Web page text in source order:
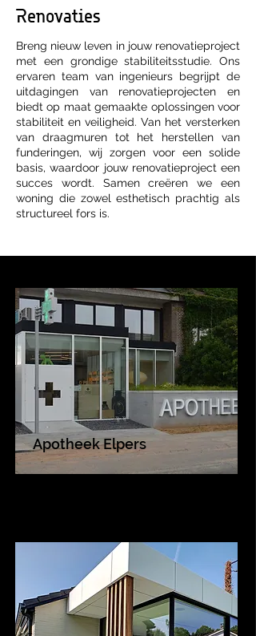
Renovaties
Breng nieuw leven in jouw renovatieproject
met een grondige stabiliteitsstudie. Ons
ervaren team van ingenieurs begrijpt de
uitdagingen van renovatieprojecten en
biedt op maat gemaakte oplossingen voor
stabiliteit en veiligheid. Van het versterken
van draagmuren tot het herstellen van
funderingen, wij zorgen voor een solide
basis, waardoor jouw renovatieproject een
succes wordt. Samen creëren we een
woning die zowel esthetisch prachtig als
structureel fors is.
Apotheek Elpers